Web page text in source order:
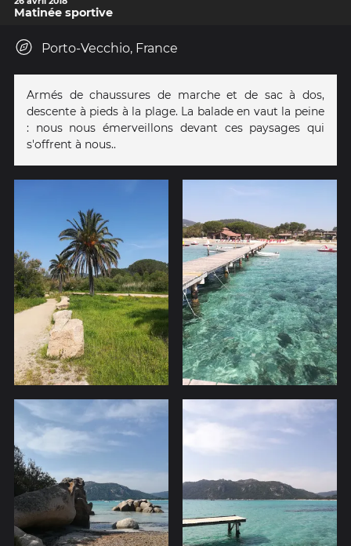
Matinée sportive
Porto-Vecchio, France
Armés de chaussures de marche et de sac à dos,
descente à pieds à la plage. La balade en vaut la peine
: nous nous émerveillons devant ces paysages qui
s'offrent à nous..